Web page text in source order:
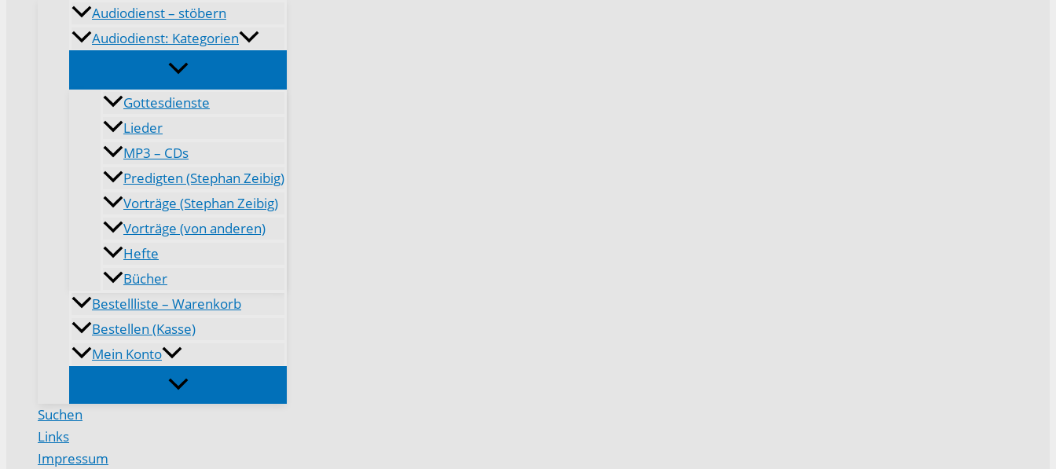
Audiodienst – stöbern
Audiodienst: Kategorien
Gottesdienste
Lieder
MP3 – CDs
Predigten (Stephan Zeibig)
Vorträge (Stephan Zeibig)
Vorträge (von anderen)
Hefte
Bücher
Bestellliste – Warenkorb
Bestellen (Kasse)
Mein Konto
Suchen
Links
Impressum